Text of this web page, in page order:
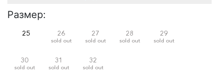
Размер:
25 26
sold out
27
sold out
28
sold out
29
sold out
30
sold out
31
sold out
32
sold out